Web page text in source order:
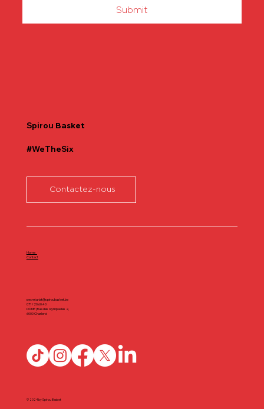
Submit
Spirou Basket
#WeTheSix
Contactez-nous
secretariat@spiroubasket.be
071/20.60.40
DÔME | Rue des olympiades 2,
6000 Charleroi
Home
Contact
© 2024 by Spirou Basket